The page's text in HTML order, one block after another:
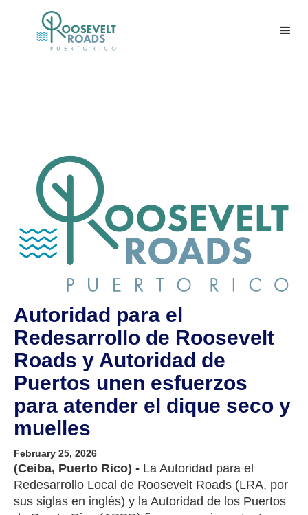
Autoridad para el
Redesarrollo de Roosevelt
Roads y Autoridad de
Puertos unen esfuerzos
para atender el dique seco y
muelles
February 25, 2026
(Ceiba, Puerto Rico) - La Autoridad para el
Redesarrollo Local de Roosevelt Roads (LRA, por
sus siglas en inglés) y la Autoridad de los Puertos